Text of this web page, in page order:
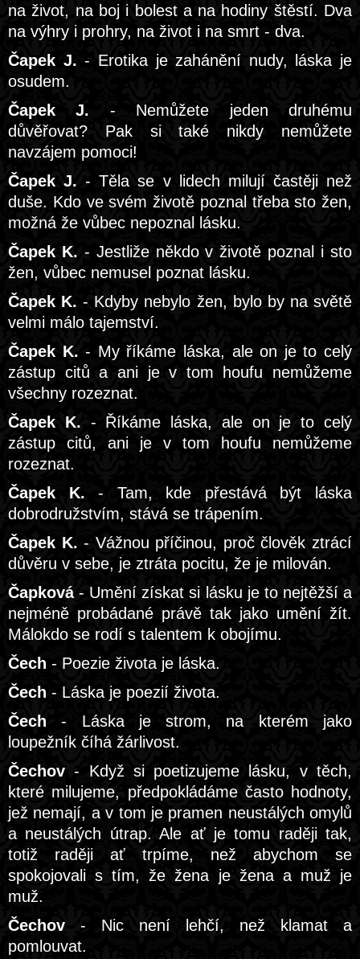
na život, na boj i bolest a na hodiny štěstí. Dva
na výhry i prohry, na život i na smrt - dva.
Čapek J. - Erotika je zahánění nudy, láska je
osudem.
Čapek J. - Nemůžete jeden druhému
důvěřovat? Pak si také nikdy nemůžete
navzájem pomoci!
Čapek J. - Těla se v lidech milují častěji než
duše. Kdo ve svém životě poznal třeba sto žen,
možná že vůbec nepoznal lásku.
Čapek K. - Jestliže někdo v životě poznal i sto
žen, vůbec nemusel poznat lásku.
Čapek K. - Kdyby nebylo žen, bylo by na světě
velmi málo tajemství.
Čapek K. - My říkáme láska, ale on je to celý
zástup citů a ani je v tom houfu nemůžeme
všechny rozeznat.
Čapek K. - Říkáme láska, ale on je to celý
zástup citů, ani je v tom houfu nemůžeme
rozeznat.
Čapek K. - Tam, kde přestává být láska
dobrodružstvím, stává se trápením.
Čapek K. - Vážnou příčinou, proč člověk ztrácí
důvěru v sebe, je ztráta pocitu, že je milován.
Čapková- Umění získat si lásku je to nejtěžší a
nejméně probádané právě tak jako umění žít.
Málokdo se rodí s talentem k obojímu.
Čech - Poezie života je láska.
Čech - Láska je poezií života.
Čech - Láska je strom, na kterém jako
loupežník číhá žárlivost.
Čechov - Když si poetizujeme lásku, v těch,
které milujeme, předpokládáme často hodnoty,
jež nemají, a v tom je pramen neustálých omylů
a neustálých útrap. Ale ať je tomu raději tak,
totiž raději ať trpíme, než abychom se
spokojovali s tím, že žena je žena a muž je
muž.
Čechov - Nic není lehčí, než klamat a
pomlouvat.